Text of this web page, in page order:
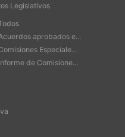
Legislativos
aprobados e...
Especiale...
de Comisione...